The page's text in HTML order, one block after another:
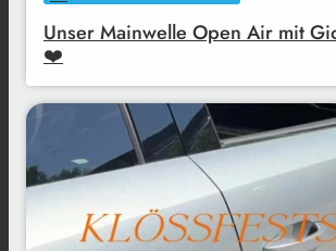
Unser Mainwelle Open Air mit
❤️